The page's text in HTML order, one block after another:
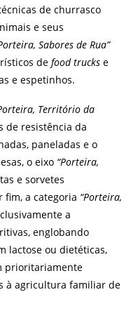
de churrasco
e seus
Sabores de Rua”
de food trucks e
e espetinhos.
Território da
de resistência da
paneladas e o
o eixo “Porteira,
e sorvetes
fim, a categoria “Porteira,
a
englobando
lactose ou dietéticas,
prioritariamente
à agricultura familiar de